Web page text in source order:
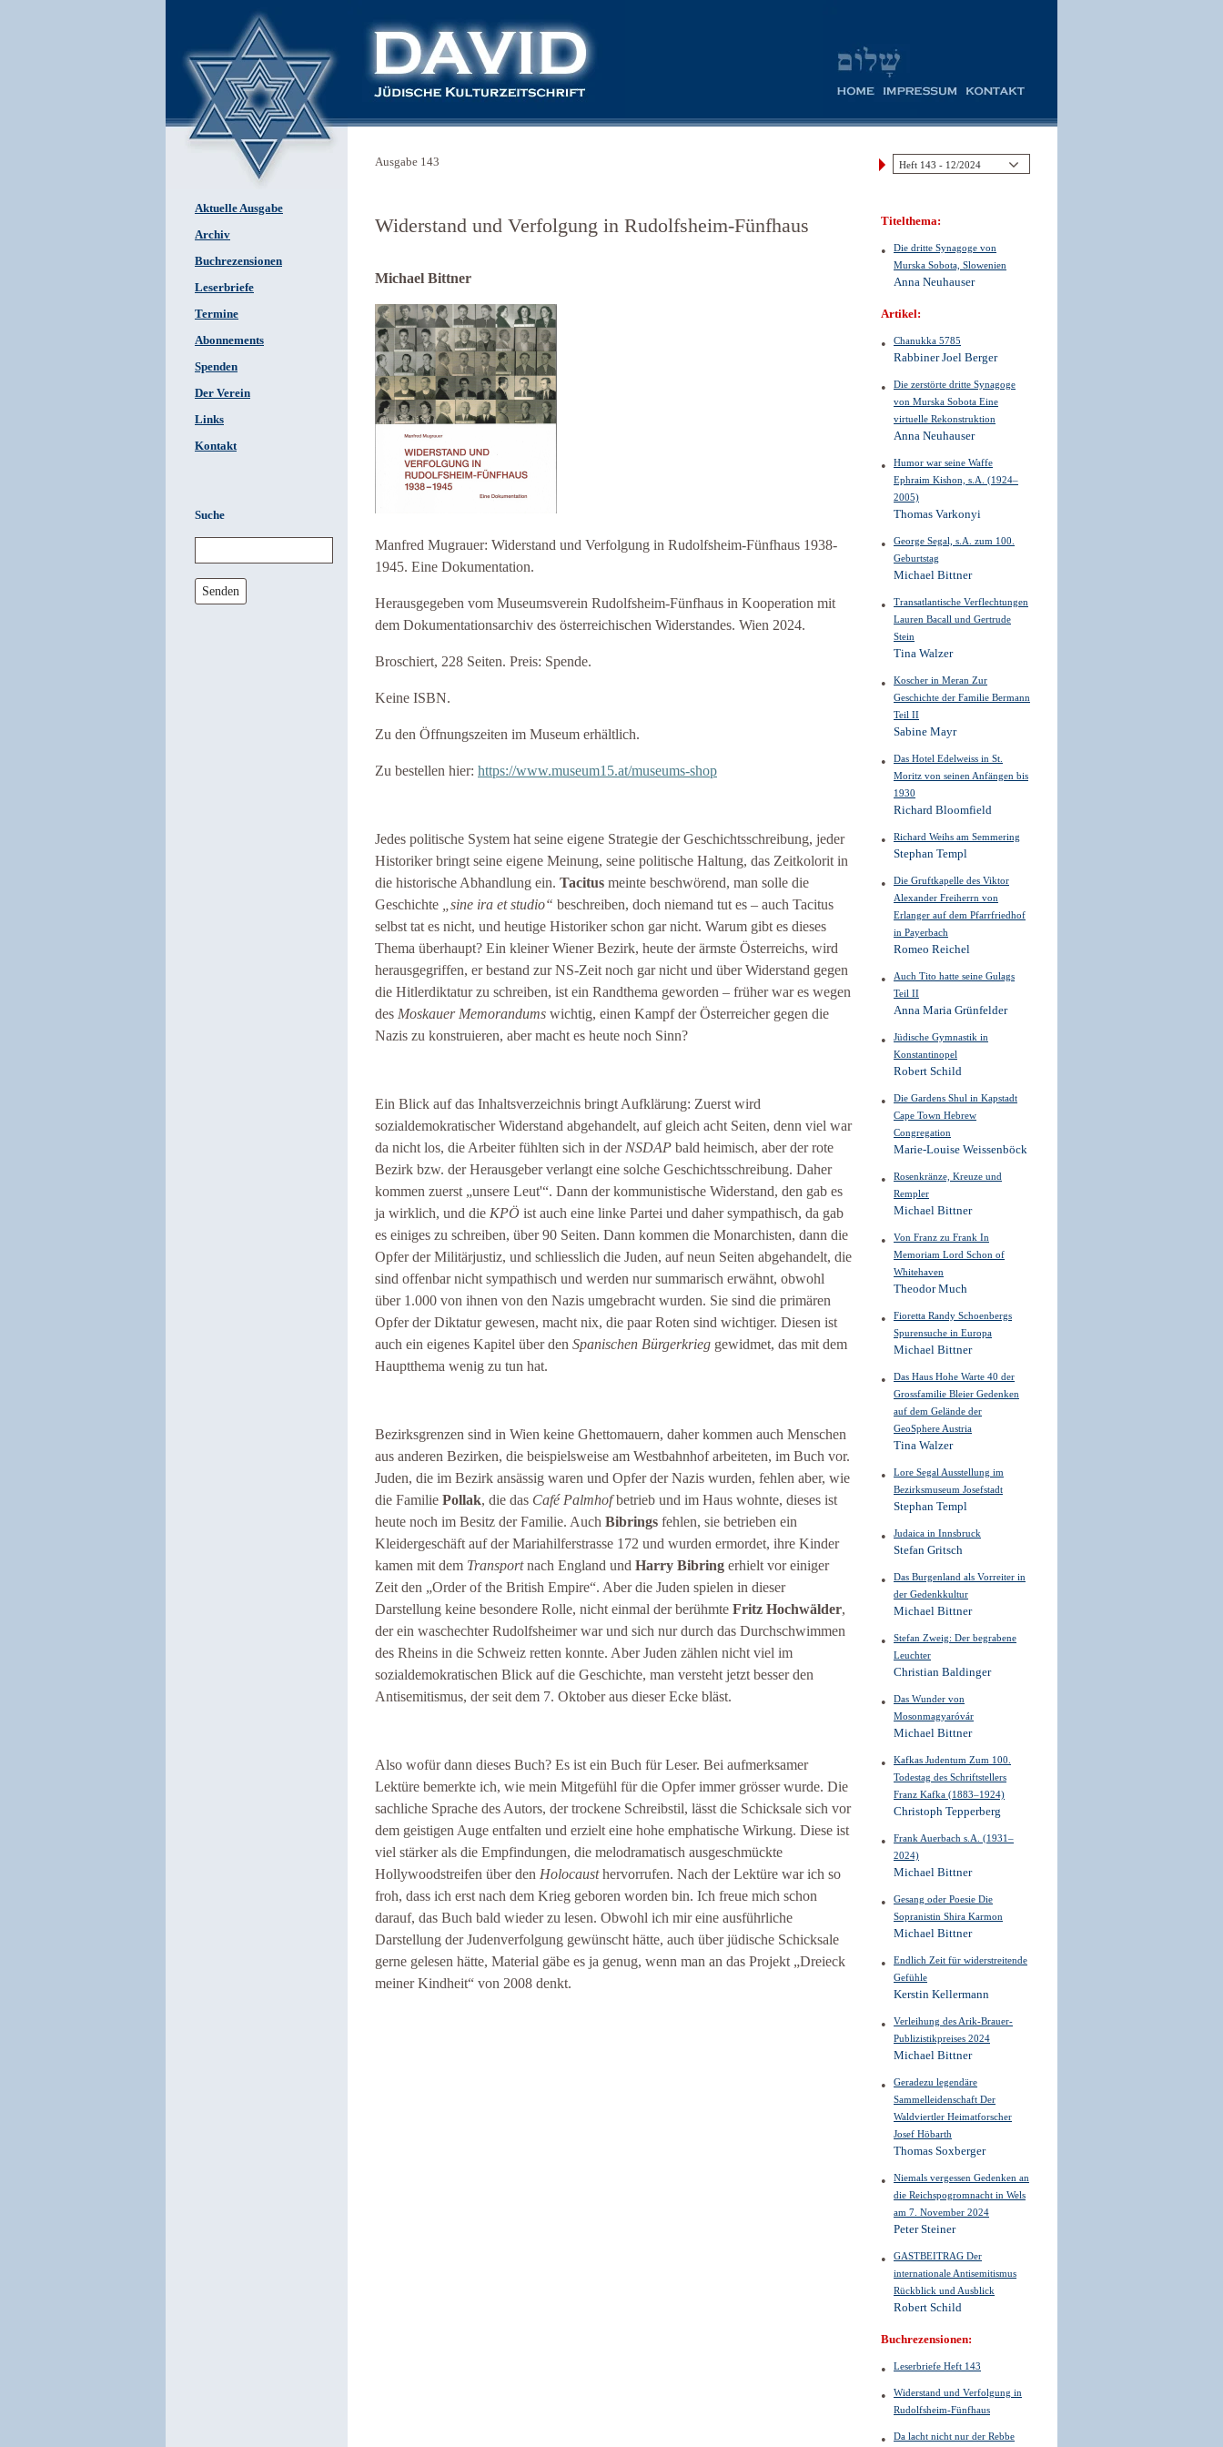
Aktuelle Ausgabe
Archiv
Buchrezensionen
Leserbriefe
Termine
Abonnements
Spenden
Der Verein
Links
Kontakt
Suche
Senden
Ausgabe 143
Widerstand und Verfolgung in Rudolfsheim-Fünfhaus
Michael Bittner
Manfred Mugrauer: Widerstand und Verfolgung in Rudolfsheim-Fünfhaus 1938-
1945. Eine Dokumentation.
Herausgegeben vom Museumsverein Rudolfsheim-Fünfhaus in Kooperation mit
dem Dokumentationsarchiv des österreichischen Widerstandes. Wien 2024.
Broschiert, 228 Seiten. Preis: Spende.
Keine ISBN.
Zu den Öffnungszeiten im Museum erhältlich.
Zu bestellen hier: https://www.museum15.at/museums-shop
Jedes politische System hat seine eigene Strategie der Geschichtsschreibung, jeder
Historiker bringt seine eigene Meinung, seine politische Haltung, das Zeitkolorit in
die historische Abhandlung ein. Tacitus meinte beschwörend, man solle die
Geschichte
„sine ira et studio“ beschreiben, doch niemand tut es – auch Tacitus
selbst tat es nicht, und heutige Historiker schon gar nicht. Warum gibt es dieses
Thema überhaupt? Ein kleiner Wiener Bezirk, heute der ärmste Österreichs, wird
herausgegriffen, er bestand zur NS-Zeit noch gar nicht und über Widerstand gegen
die Hitlerdiktatur zu schreiben, ist ein Randthema geworden – früher war es wegen
des Moskauer Memorandums wichtig, einen Kampf der Österreicher gegen die
Nazis zu konstruieren, aber macht es heute noch Sinn?
Ein Blick auf das Inhaltsverzeichnis bringt Aufklärung: Zuerst wird
sozialdemokratischer Widerstand abgehandelt, auf gleich acht Seiten, denn viel war
da nicht los, die Arbeiter fühlten sich in der NSDAP bald heimisch, aber der rote
Bezirk bzw. der Herausgeber verlangt eine solche Geschichtsschreibung. Daher
kommen zuerst „unsere Leut'“. Dann der kommunistische Widerstand, den gab es
ja wirklich, und die KPÖ ist auch eine linke Partei und daher sympathisch, da gab
es einiges zu schreiben, über 90 Seiten. Dann kommen die Monarchisten, dann die
Opfer der Militärjustiz, und schliesslich die Juden, auf neun Seiten abgehandelt, die
sind offenbar nicht sympathisch und werden nur summarisch erwähnt, obwohl
über 1.000 von ihnen von den Nazis umgebracht wurden. Sie sind die primären
Opfer der Diktatur gewesen, macht nix, die paar Roten sind wichtiger. Diesen ist
auch ein eigenes Kapitel über den Spanischen Bürgerkrieg gewidmet, das mit dem
Hauptthema wenig zu tun hat.
Bezirksgrenzen sind in Wien keine Ghettomauern, daher kommen auch Menschen
aus anderen Bezirken, die beispielsweise am Westbahnhof arbeiteten, im Buch vor.
Juden, die im Bezirk ansässig waren und Opfer der Nazis wurden, fehlen aber, wie
die Familie Pollak, die das Café Palmhofbetrieb und im Haus wohnte, dieses ist
heute noch im Besitz der Familie. Auch Bibrings fehlen, sie betrieben ein
Kleidergeschäft auf der Mariahilferstrasse 172 und wurden ermordet, ihre Kinder
kamen mit dem Transportnach England und Harry Bibring erhielt vor einiger
Zeit den „Order of the British Empire“. Aber die Juden spielen in dieser
Darstellung keine besondere Rolle, nicht einmal der berühmte Fritz Hochwälder,
der ein waschechter Rudolfsheimer war und sich nur durch das Durchschwimmen
des Rheins in die Schweiz retten konnte. Aber Juden zählen nicht viel im
sozialdemokratischen Blick auf die Geschichte, man versteht jetzt besser den
Antisemitismus, der seit dem 7. Oktober aus dieser Ecke bläst.
Also wofür dann dieses Buch? Es ist ein Buch für Leser. Bei aufmerksamer
Lektüre bemerkte ich, wie mein Mitgefühl für die Opfer immer grösser wurde. Die
sachliche Sprache des Autors, der trockene Schreibstil, lässt die Schicksale sich vor
dem geistigen Auge entfalten und erzielt eine hohe emphatische Wirkung. Diese ist
viel stärker als die Empfindungen, die melodramatisch ausgeschmückte
Hollywoodstreifen über den Holocausthervorrufen. Nach der Lektüre war ich so
froh, dass ich erst nach dem Krieg geboren worden bin. Ich freue mich schon
darauf, das Buch bald wieder zu lesen. Obwohl ich mir eine ausführliche
Darstellung der Judenverfolgung gewünscht hätte, auch über jüdische Schicksale
gerne gelesen hätte, Material gäbe es ja genug, wenn man an das Projekt „Dreieck
meiner Kindheit“ von 2008 denkt.
Titelthema:
Die dritte Synagoge von
Murska Sobota, Slowenien
Anna Neuhauser
Artikel:
Chanukka 5785
Rabbiner Joel Berger
Die zerstörte dritte Synagoge
von Murska Sobota Eine
virtuelle Rekonstruktion
Anna Neuhauser
Humor war seine Waffe
Ephraim Kishon, s.A. (1924–
2005)
Thomas Varkonyi
George Segal, s.A. zum 100.
Geburtstag
Michael Bittner
Transatlantische Verflechtungen
Lauren Bacall und Gertrude
Stein
Tina Walzer
Koscher in Meran Zur
Geschichte der Familie Bermann
Teil II
Sabine Mayr
Das Hotel Edelweiss in St.
Moritz von seinen Anfängen bis
1930
Richard Bloomfield
Richard Weihs am Semmering
Stephan Templ
Die Gruftkapelle des Viktor
Alexander Freiherrn von
Erlanger auf dem Pfarrfriedhof
in Payerbach
Romeo Reichel
Auch Tito hatte seine Gulags
Teil II
Anna Maria Grünfelder
Jüdische Gymnastik in
Konstantinopel
Robert Schild
Die Gardens Shul in Kapstadt
Cape Town Hebrew
Congregation
Marie-Louise Weissenböck
Rosenkränze, Kreuze und
Rempler
Michael Bittner
Von Franz zu Frank In
Memoriam Lord Schon of
Whitehaven
Theodor Much
Fioretta Randy Schoenbergs
Spurensuche in Europa
Michael Bittner
Das Haus Hohe Warte 40 der
Grossfamilie Bleier Gedenken
auf dem Gelände der
GeoSphere Austria
Tina Walzer
Lore Segal Ausstellung im
Bezirksmuseum Josefstadt
Stephan Templ
Judaica in Innsbruck
Stefan Gritsch
Das Burgenland als Vorreiter in
der Gedenkkultur
Michael Bittner
Stefan Zweig: Der begrabene
Leuchter
Christian Baldinger
Das Wunder von
Mosonmagyaróvár
Michael Bittner
Kafkas Judentum Zum 100.
Todestag des Schriftstellers
Franz Kafka (1883–1924)
Christoph Tepperberg
Frank Auerbach s.A. (1931–
2024)
Michael Bittner
Gesang oder Poesie Die
Sopranistin Shira Karmon
Michael Bittner
Endlich Zeit für widerstreitende
Gefühle
Kerstin Kellermann
Verleihung des Arik-Brauer-
Publizistikpreises 2024
Michael Bittner
Geradezu legendäre
Sammelleidenschaft Der
Waldviertler Heimatforscher
Josef Höbarth
Thomas Soxberger
Niemals vergessen Gedenken an
die Reichspogromnacht in Wels
am 7. November 2024
Peter Steiner
GASTBEITRAG Der
internationale Antisemitismus
Rückblick und Ausblick
Robert Schild
Buchrezensionen:
Leserbriefe Heft 143
Widerstand und Verfolgung in
Rudolfsheim-Fünfhaus
Da lacht nicht nur der Rebbe